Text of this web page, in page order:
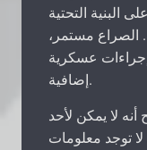
البنية التحتية
الصراع مستمر،
إجراءات عسكرية
إضافية.
لا يمكن لأحد
لا توجد معلومات